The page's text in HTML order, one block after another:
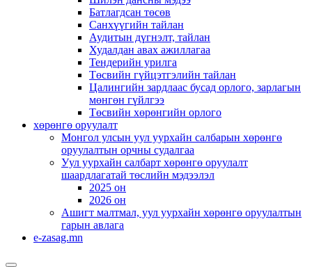
Батлагдсан төсөв
Санхүүгийн тайлан
Аудитын дүгнэлт, тайлан
Худалдан авах ажиллагаа
Тендерийн урилга
Төсвийн гүйцэтгэлийн тайлан
Цалингийн зардлаас бусад орлого, зарлагын
мөнгөн гүйлгээ
Төсвийн хөрөнгийн орлого
хөрөнгө оруулалт
Монгол улсын уул уурхайн салбарын хөрөнгө
оруулалтын орчны судалгаа
Уул уурхайн салбарт хөрөнгө оруулалт
шаардлагатай төслийн мэдээлэл
2025 он
2026 он
Ашигт малтмал, уул уурхайн хөрөнгө оруулалтын
гарын авлага
e-zasag.mn